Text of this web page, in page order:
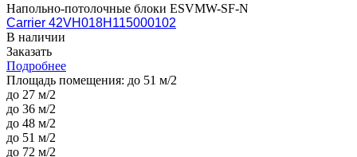
Напольно-потолочные блоки ESVMW-SF-N
Carrier 42VH018H115000102
В наличии
Заказать
Подробнее
Площадь помещения: до 51 м/2
до 27 м/2
до 36 м/2
до 48 м/2
до 51 м/2
до 72 м/2